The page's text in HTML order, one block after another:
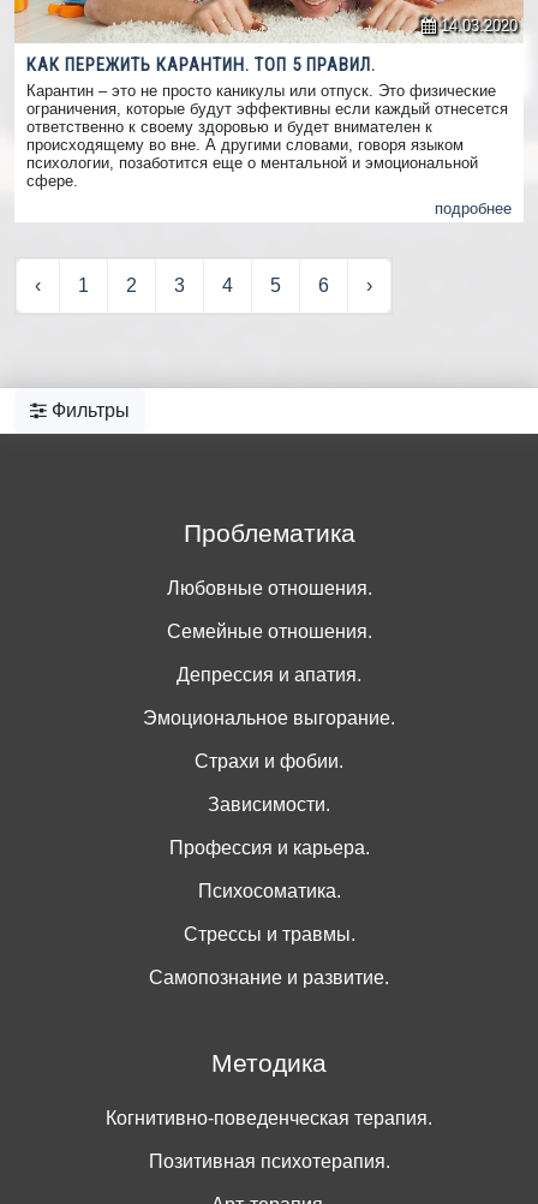
14.03.2020
КАК ПЕРЕЖИТЬ КАРАНТИН. ТОП 5 ПРАВИЛ.
Карантин – это не просто каникулы или отпуск. Это физические
ограничения, которые будут эффективны если каждый отнесется
ответственно к своему здоровью и будет внимателен к
происходящему во вне. А другими словами, говоря языком
психологии, позаботится еще о ментальной и эмоциональной
сфере.
подробнее
‹ 1 2 3 4 5 6 ›
Фильтры
Проблематика
Любовные отношения.
Семейные отношения.
Депрессия и апатия.
Эмоциональное выгорание.
Страхи и фобии.
Зависимости.
Профессия и карьера.
Психосоматика.
Стрессы и травмы.
Самопознание и развитие.
Методика
Когнитивно-поведенческая терапия.
Позитивная психотерапия.